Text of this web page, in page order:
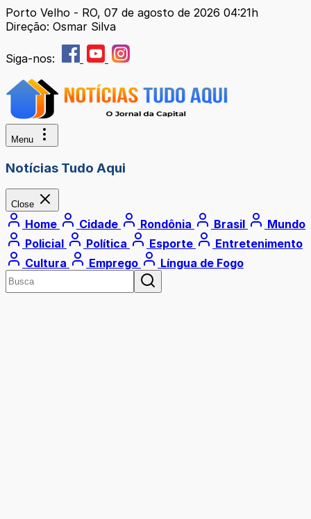
Porto Velho - RO, 07 de agosto de 2026 04:21h
Direção: Osmar Silva
Siga-nos:
Menu
Notícias Tudo Aqui
Close
Home Cidade Rondônia Brasil
Mundo
Policial
Política Esporte
Entretenimento
Cultura
Emprego Língua de Fogo